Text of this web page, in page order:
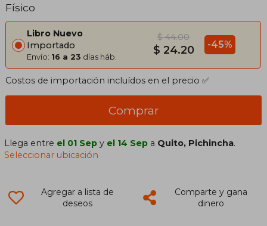
Físico
Libro Nuevo
Importado
Envío: 16 a 23 días háb.
$ 44.00
$ 24.20 -45%
Costos de importación incluídos en el precio ✅
Comprar
Llega entre el 01 Sep y el 14 Sep a Quito, Pichincha.
Seleccionar ubicación
Agregar a lista de
deseos
Comparte y gana
dinero